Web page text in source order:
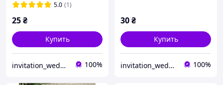
5.0 (1)
25₴
Купить
invitation_wedding 100%
30₴
Купить
invitation_wedding 100%